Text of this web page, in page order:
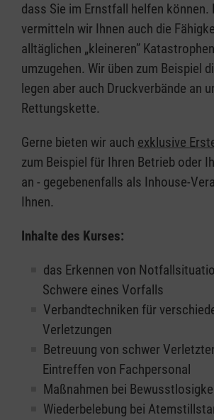
dass Sie im Ernstfall helfen können.
vermitteln wir Ihnen auch die
alltäglichen „kleineren” Katastrophen
umzugehen. Wir üben zum Beispiel
legen aber auch Druckverbände an
Rettungskette.
Gerne bieten wir auch exklusive
zum Beispiel für Ihren Betrieb oder
an - gegebenenfalls als Inhouse-
Ihnen.
Inhalte des Kurses:
das Erkennen von
Schwere eines Vorfalls
Verbandtechniken für
Verletzungen
Betreuung von schwer
Eintreffen von Fachpersonal
Maßnahmen bei
Wiederbelebung bei